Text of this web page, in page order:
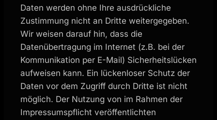
Daten werden ohne Ihre ausdrückliche
Zustimmung nicht an Dritte weitergegeben.
Wir weisen darauf hin, dass die
Datenübertragung im Internet (z.B. bei der
Kommunikation per E-Mail) Sicherheitslücken
aufweisen kann. Ein lückenloser Schutz der
Daten vor dem Zugriff durch Dritte ist nicht
möglich. Der Nutzung von im Rahmen der
Impressumspflicht veröffentlichten